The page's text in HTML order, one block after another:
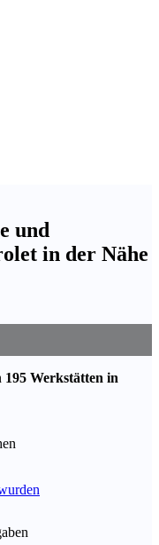
und
in der Nähe
195 Werkstätten in